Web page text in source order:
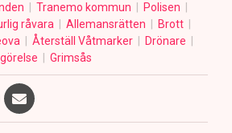
Tranemo kommun
Polisen
råvara
Allemansrätten
Brott
Återställ Våtmarker
Drönare
Grimsås